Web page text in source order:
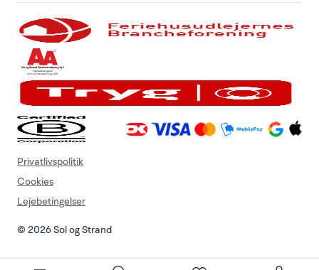
© 2026 Sol og Strand
Privatlivspolitik
Cookies
Lejebetingelser